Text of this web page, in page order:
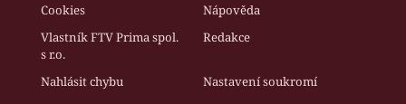
Cookies
Nápověda
Vlastník FTV Prima spol.
s r.o.
Redakce
Nahlásit chybu Nastavení soukromí